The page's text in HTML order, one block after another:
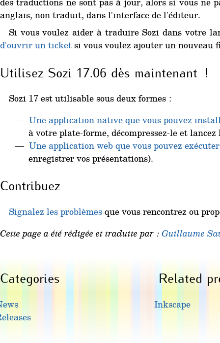
anglais, non traduit, dans l'interface de l'éditeur.
Si vous voulez aider à traduire Sozi dans votre
d'ouvrir un ticket si vous voulez ajouter un
Utilisez Sozi 17.06 dès maintenant !
Sozi 17 est utilisable sous deux formes :
Une application native que vous pouvez
à votre plate-forme, décompressez-le et
Une application web que vous pouvez
enregistrer vos présentations).
Contribuez
Signalez les problèmesque vous rencontrez ou
Cette page a été rédigée et traduite par :Guillaume
Categories Related
Inkscape